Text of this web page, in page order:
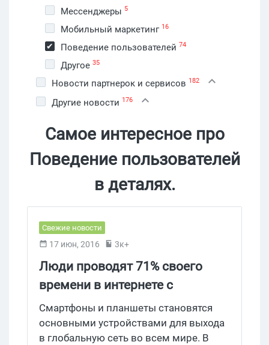
Мессенджеры 5
Мобильный маркетинг 16
Поведение пользователей 74
Другое 35
Новости партнерок и сервисов 182
Другие новости 176
Самое интересное про
Поведение пользователей
в деталях.
Свежие новости
17 июн, 2016 3к+
Люди проводят 71% своего
времени в интернете с
мобильных
Смартфоны и планшеты становятся
основными устройствами для выхода
в глобальную сеть во всем мире. В